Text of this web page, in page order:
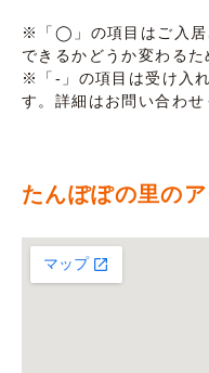
※「◯」の項目はご入居
できるかどうか変わるた
※「-」の項目は受け入
す。詳細はお問い合わせ
たんぽぽの里の